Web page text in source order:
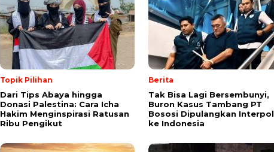
Topik Pilihan
Dari Tips Abaya hingga
Donasi Palestina: Cara Icha
Hakim Menginspirasi Ratusan
Ribu Pengikut
Berita
Tak Bisa Lagi Bersembunyi,
Buron Kasus Tambang PT
Bososi Dipulangkan Interpol
ke Indonesia